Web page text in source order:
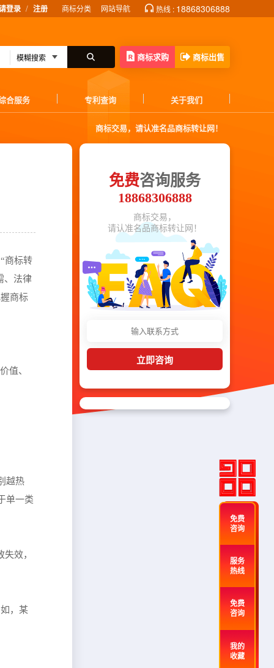
登录 / 注册 商标分类 网站导航 热线 : 18868306888
商标求购 商标出售
合服务 专利查询 关于我们
商标交易，请认准名品商标转让网！
商标转
、法律
商标
值、
越热
单一类
效，
，某
免费咨询服务
18868306888
商标交易，
请认准名品商标转让网！
立即咨询
免费
咨询
服务
热线
免费
咨询
我的
收藏